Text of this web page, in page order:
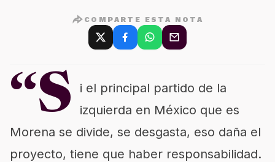
COMPARTE ESTA NOTA
“S
i el principal partido de la
izquierda en México que es
Morena se divide, se desgasta, eso daña el
proyecto, tiene que haber responsabilidad.